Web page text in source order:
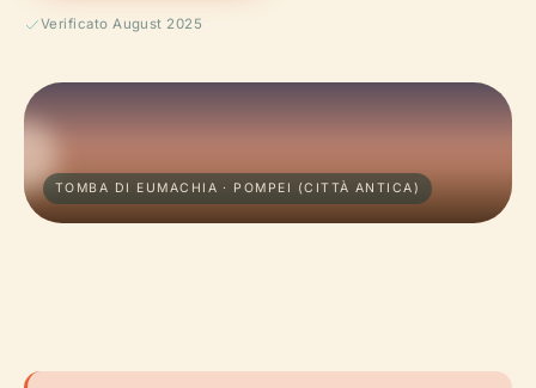
Verificato August 2025
TOMBA DI EUMACHIA · POMPEI (CITTÀ ANTICA)